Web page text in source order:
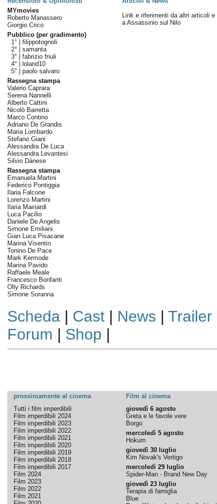
MYmovies
Roberto Manassero
Giorgio Crico
Pubblico (per gradimento)
1° | filippotognoli
2° | samanta
3° | fabrizio friuli
4° |
loland10
5° | paolo salvaro
Rassegna stampa
Valerio Caprara
Serena Nannelli
Alberto Cattini
Nicolò Barretta
Marco Contino
Adriano De Grandis
Maria Lombardo
Stefano Giani
Alessandra De Luca
Alessandra Levantesi
Silvio Danese
Rassegna stampa
Emanuela Martini
Federico Pontiggia
Ilaria Falcone
Lorenzo Martini
Ilaria Mainardi
Luca Pacilio
Daniele De Angelis
Simone Emiliani
Gian Luca Pisacane
Marina Visentin
Tonino De Pace
Mark Kermode
Marina Pavido
Raffaele Meale
Francesco Bonfanti
Olly Richards
Simone Soranna
Link e riferimenti da altri articoli e
a Assassinio sul Nilo
Scheda| Cast| News | Trailer
Forum | Shop |
prossimamente al cinema
Film al cinema
Tutti i film imperdibili
Film imperdibili 2024
Film imperdibili 2023
Film imperdibili 2022
Film imperdibili 2021
Film imperdibili 2020
Film imperdibili 2019
Film imperdibili 2018
Film imperdibili 2017
Film 2024
Film 2023
Film 2022
Film 2021
giovedì 6 agosto
Greta e le favole vere
Borgo
mercoledì 5 agosto
Hokum
giovedì 30 luglio
Kim Novak's Vertigo
mercoledì 29 luglio
Spider-Man - Brand New Day
giovedì 23 luglio
Terapia di famiglia
Blue